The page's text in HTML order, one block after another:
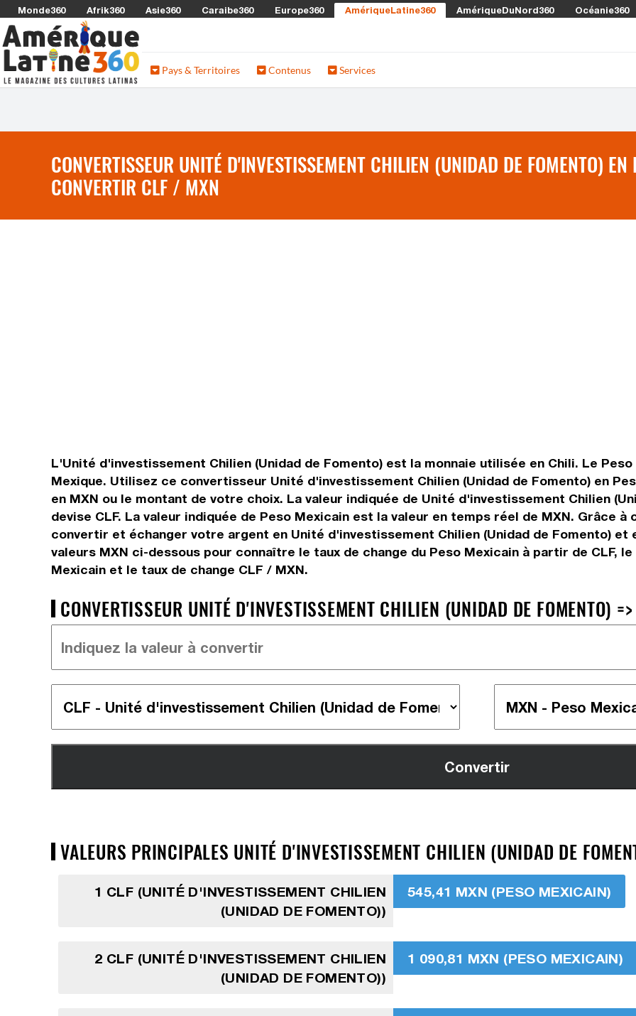
Monde360 Afrik360 Asie360 Caraibe360 Europe360 AmériqueLatine360 AmériqueDuNord360 Océanie360
Pays & Territoires Contenus Services
CONVERTISSEUR UNITÉ D'INVESTISSEMENT CHILIEN (UNIDAD DE FOMENTO)
CONVERTIR CLF / MXN
L'Unité d'investissement Chilien (Unidad de Fomento) est la monnaie utilisée en Chili. Le
Mexique. Utilisez ce convertisseur Unité d'investissement Chilien (Unidad de Fomento) en
en MXN ou le montant de votre choix. La valeur indiquée de Unité d'investissement Chilien
devise CLF. La valeur indiquée de Peso Mexicain est la valeur en temps réel de MXN. Grâce
convertir et échanger votre argent en Unité d'investissement Chilien (Unidad de Fomento) et
valeurs MXN ci-dessous pour connaître le taux de change du Peso Mexicain à partir de CLF,
Mexicain et le taux de change CLF / MXN.
CONVERTISSEUR UNITÉ D'INVESTISSEMENT CHILIEN (UNIDAD DE FOMENTO)
VALEURS PRINCIPALES UNITÉ D'INVESTISSEMENT CHILIEN (UNIDAD DE
1 CLF (UNITÉ D'INVESTISSEMENT CHILIEN
(UNIDAD DE FOMENTO))
545,41 MXN (PESO MEXICAIN)
2 CLF (UNITÉ D'INVESTISSEMENT CHILIEN
(UNIDAD DE FOMENTO))
1 090,81 MXN (PESO MEXICAIN)